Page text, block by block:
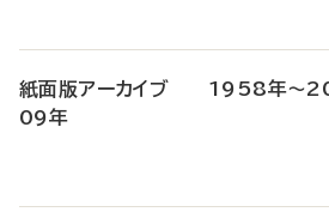
紙面版アーカイブ 1958年～
09年